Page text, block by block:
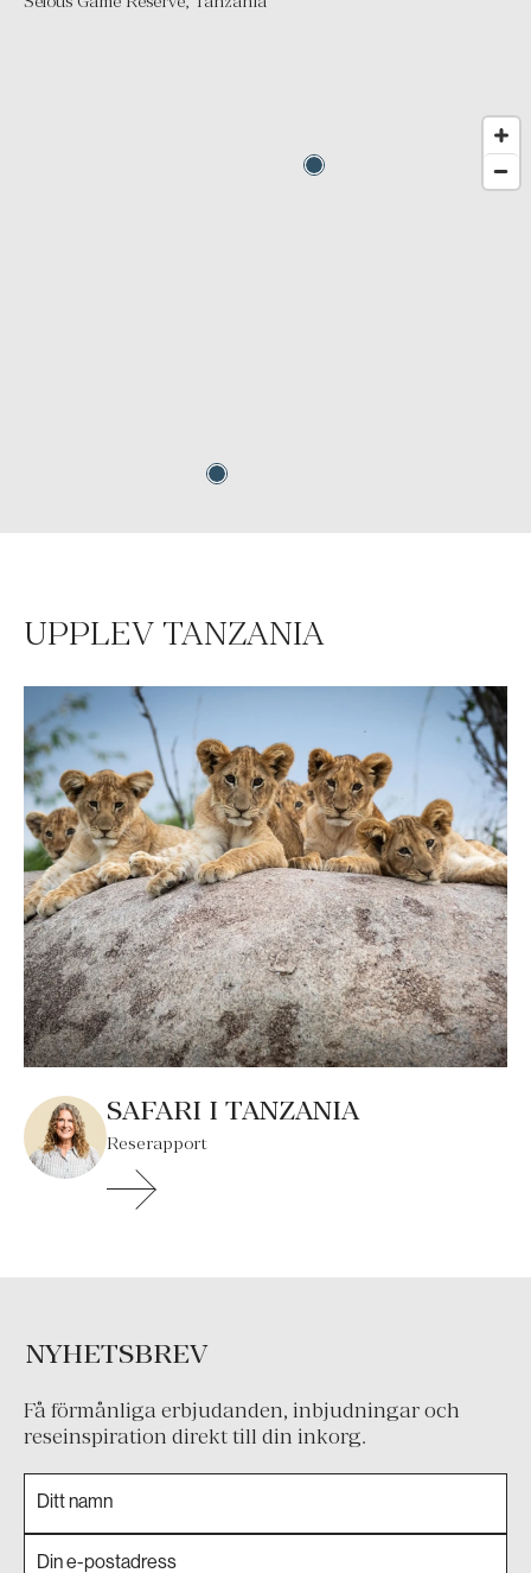
UPPLEV TANZANIA
SAFARI I TANZANIA
Reserapport
NYHETSBREV
Få förmånliga erbjudanden, inbjudningar och
reseinspiration direkt till din inkorg.